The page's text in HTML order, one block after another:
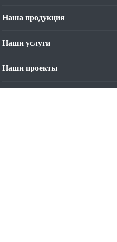
Наша продукция
Наши услуги
Наши проекты